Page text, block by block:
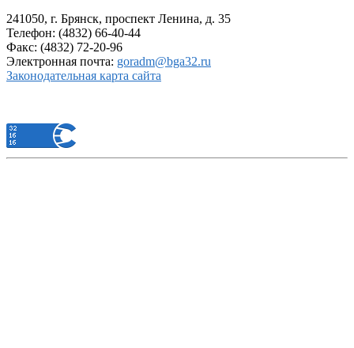
241050, г. Брянск, проспект Ленина, д. 35
Телефон: (4832) 66-40-44
Факс: (4832) 72-20-96
Электронная почта: goradm@bga32.ru
Законодательная карта сайта